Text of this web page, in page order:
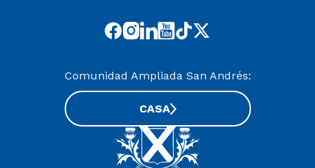
Comunidad Ampliada San Andrés:
CASA